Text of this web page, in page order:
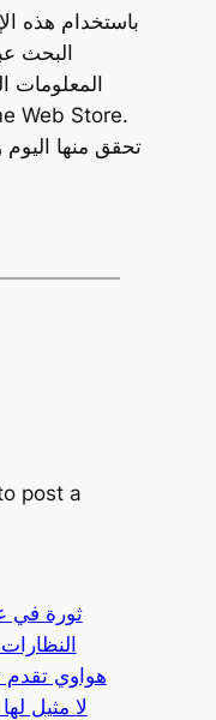
باستخدام هذه
البحث
المعلومات
تحقق منها
post a
ثورة في
هواوي تقدم
لا مثيل